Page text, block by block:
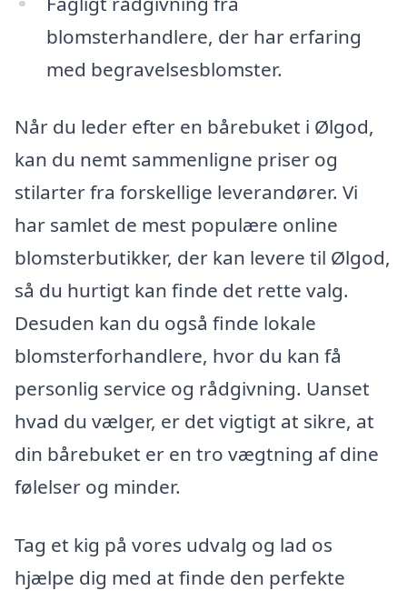
blomsterhandlere, der har erfaring
med begravelsesblomster.
Når du leder efter en bårebuket i Ølgod,
kan du nemt sammenligne priser og
stilarter fra forskellige leverandører. Vi
har samlet de mest populære online
blomsterbutikker, der kan levere til Ølgod,
så du hurtigt kan finde det rette valg.
Desuden kan du også finde lokale
blomsterforhandlere, hvor du kan få
personlig service og rådgivning. Uanset
hvad du vælger, er det vigtigt at sikre, at
din bårebuket er en tro vægtning af dine
følelser og minder.
Tag et kig på vores udvalg og lad os
hjælpe dig med at finde den perfekte